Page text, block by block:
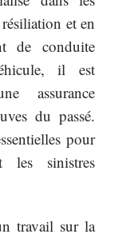
et en
de conduite
il est
assurance
du passé.
pour
les sinistres
travail sur la